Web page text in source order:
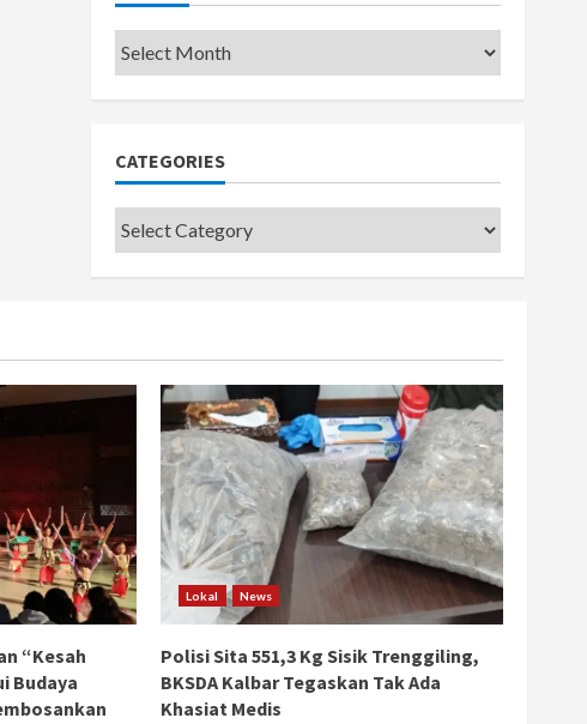
Pemkot
CATEGORIES
Categories
“Kesah
Budaya
Lokal News
Polisi Sita 551,3 Kg Sisik Trenggiling,
BKSDA Kalbar Tegaskan Tak Ada
Khasiat Medis